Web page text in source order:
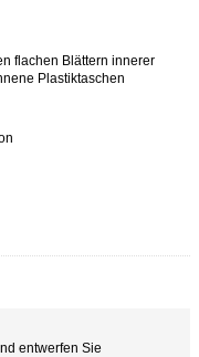
flachen Blättern innerer
Plastiktaschen
entwerfen Sie